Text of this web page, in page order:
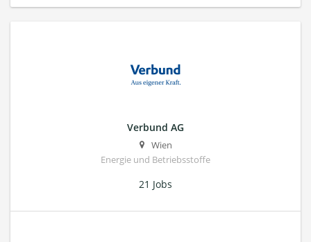
Verbund AG
Wien
Energie und Betriebsstoffe
21 Jobs